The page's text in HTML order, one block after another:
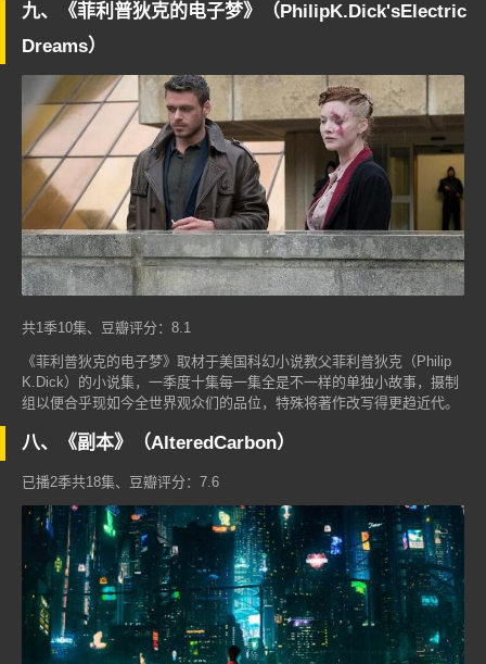
九、《菲利普狄克的电子梦》（PhilipK.Dick'sElectric
Dreams）
共1季10集、豆瓣评分：8.1
《菲利普狄克的电子梦》取材于美国科幻小说教父菲利普狄克（Philip
K.Dick）的小说集，一季度十集每一集全是不一样的单独小故事，摄制
组以便合乎现如今全世界观众们的品位，特殊将著作改写得更趋近代。
八、《副本》（AlteredCarbon）
已播2季共18集、豆瓣评分：7.6